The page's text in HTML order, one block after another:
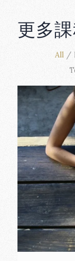
更多
All /